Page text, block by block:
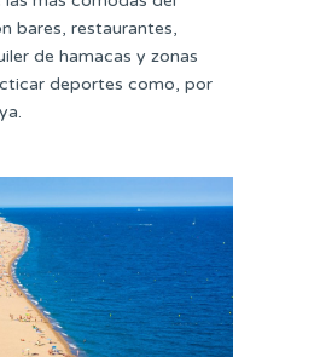
bares, restaurantes,
de hamacas y zonas
deportes como, por